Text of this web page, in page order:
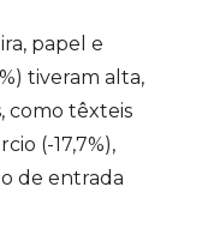
papel e
tiveram alta,
como têxteis
(-17,7%),
de entrada